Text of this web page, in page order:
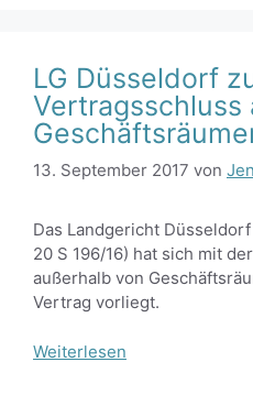
LG Düsseldorf
Vertragsschluss
13. September 2017 von
Das Landgericht
20 S 196/16) hat sich mit
außerhalb von
Vertrag vorliegt.
Weiterlesen